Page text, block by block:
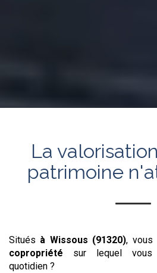
La
patrimoine
Situés à Wissous (91320), vous
copropriété sur lequel
quotidien ?